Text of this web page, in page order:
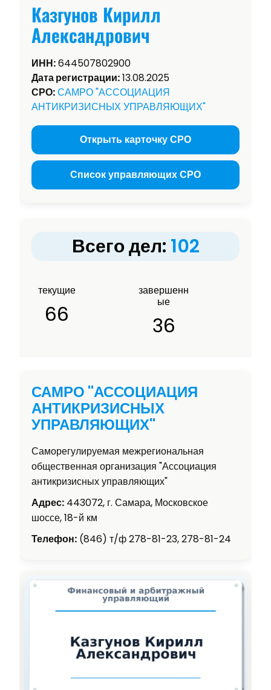
Казгунов Кирилл
Александрович
ИНН:644507802900
Дата регистрации:13.08.2025
СРО:САМРО "АССОЦИАЦИЯ
АНТИКРИЗИСНЫХ УПРАВЛЯЮЩИХ"
Открыть карточку СРО
Список управляющих СРО
Всего дел: 102
текущие
66
завершенн
ые
36
САМРО "АССОЦИАЦИЯ
АНТИКРИЗИСНЫХ
УПРАВЛЯЮЩИХ"
Саморегулируемая межрегиональная
общественная организация "Ассоциация
антикризисных управляющих"
Адрес: 443072, г. Самара, Московское
шоссе, 18-й км
Телефон: (846) т/ф 278-81-23, 278-81-24